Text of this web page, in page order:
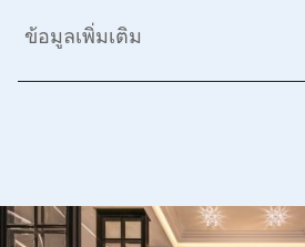
ข้อมูลเพิ่มเติม